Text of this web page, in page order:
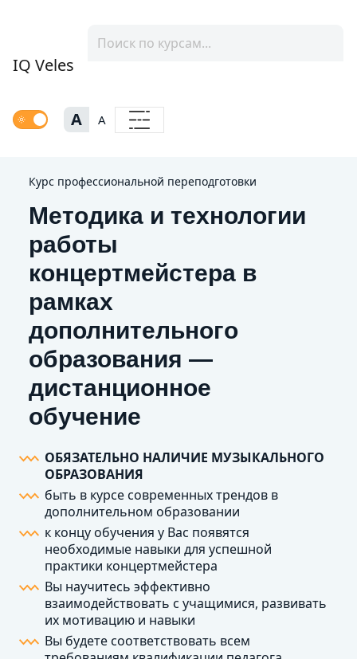
IQ Veles
A A
Курс профессиональной переподготовки
Методика и технологии
работы
концертмейстера в
рамках
дополнительного
образования —
дистанционное
обучение
ОБЯЗАТЕЛЬНО НАЛИЧИЕ МУЗЫКАЛЬНОГО
ОБРАЗОВАНИЯ
быть в курсе современных трендов в
дополнительном образовании
к концу обучения у Вас появятся
необходимые навыки для успешной
практики концертмейстера
Вы научитесь эффективно
взаимодействовать с учащимися, развивать
их мотивацию и навыки
Вы будете соответствовать всем